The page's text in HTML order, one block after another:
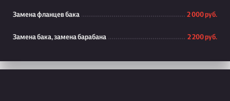
Замена фланцев бака 2 000 руб.
Замена бака, замена барабана 2 200 руб.